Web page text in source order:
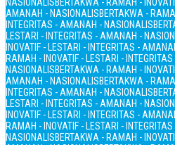
AMANAH - NASIONALISBERTAKWA -
INTEGRITAS - AMANAH - NASIONALIS
LESTARI - INTEGRITAS - AMANAH -
INOVATIF - LESTARI - INTEGRITAS -
RAMAH - INOVATIF - LESTARI -
NASIONALISBERTAKWA - RAMAH -
AMANAH - NASIONALISBERTAKWA -
INTEGRITAS - AMANAH - NASIONALIS
LESTARI - INTEGRITAS - AMANAH -
INOVATIF - LESTARI - INTEGRITAS -
RAMAH - INOVATIF - LESTARI -
NASIONALISBERTAKWA - RAMAH -